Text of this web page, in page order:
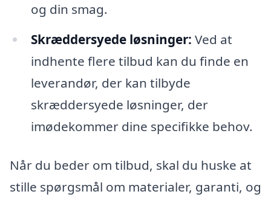
og din smag.
Skræddersyede løsninger: Ved at
indhente flere tilbud kan du finde en
leverandør, der kan tilbyde
skræddersyede løsninger, der
imødekommer dine specifikke behov.
Når du beder om tilbud, skal du huske at
stille spørgsmål om materialer, garanti, og